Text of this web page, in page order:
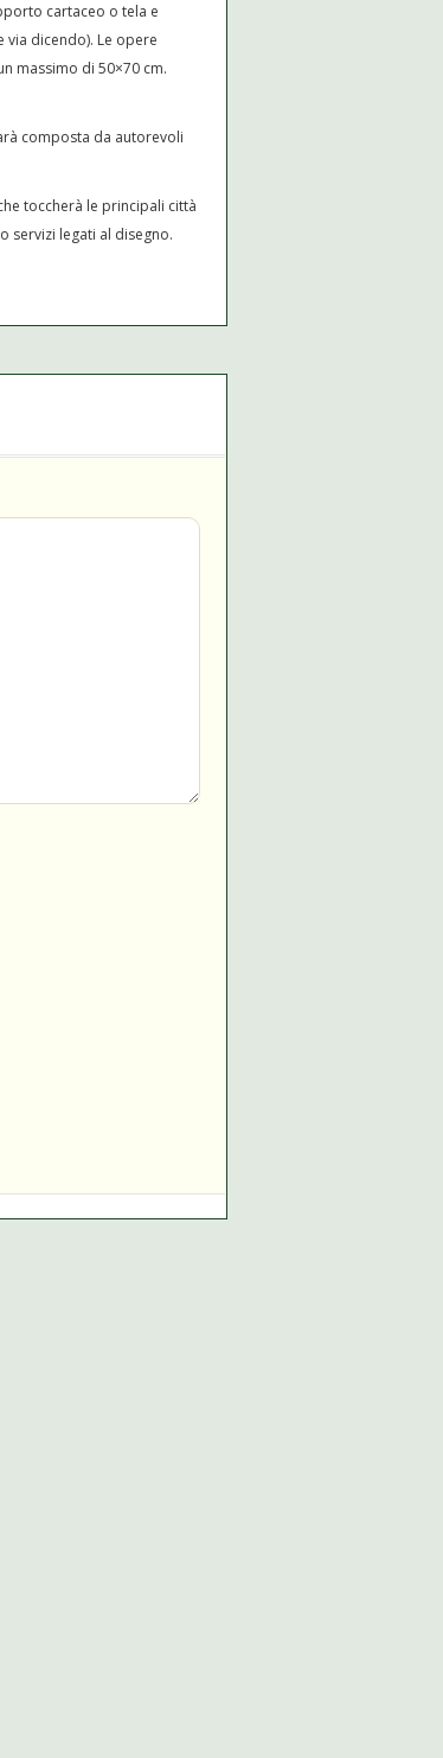
cartaceo o tela e
dicendo). Le opere
massimo di 50×70 cm.
composta da autorevoli
toccherà le principali città
servizi legati al disegno.